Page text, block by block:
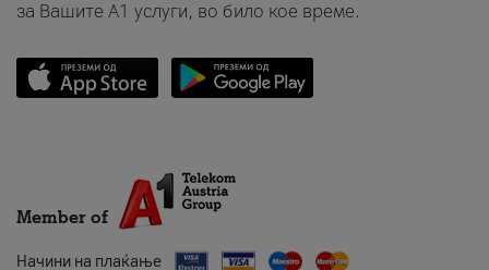
за Вашите A1 услуги, во било кое време.
Member of
Начини на плаќање